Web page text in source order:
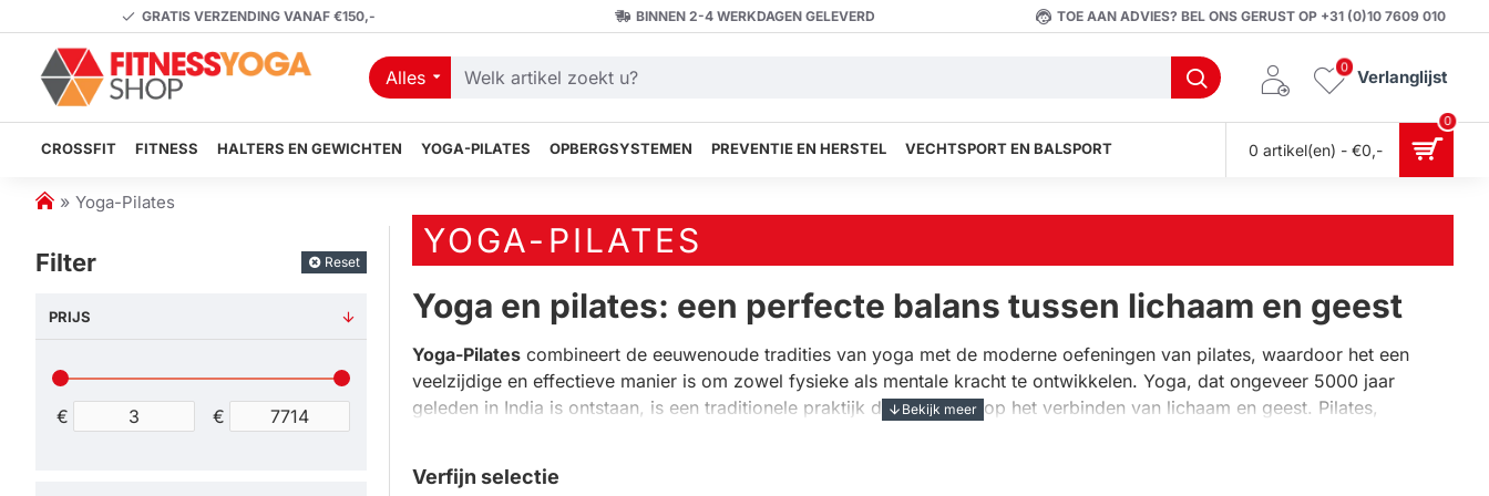
GRATIS VERZENDING VANAF €150,- BINNEN 2-4 WERKDAGEN GELEVERD TOE AAN ADVIES? BEL ONS GERUST OP +31 (0)10 7609 010
Alles
Welk
zoekt
Verlanglijst
0
CROSSFIT FITNESS HALTERS EN GEWICHTEN YOGA-PILATES OPBERGSYSTEMEN PREVENTIE EN HERSTEL VECHTSPORT EN BALSPORT 0 artikel(en) - €0,-
0
h
m
e
Yoga-Pilates
Filter Reset
PRIJS
€ €
YOGA-PILATES
Yoga en pilates: een perfecte balans tussen lichaam en geest
Yoga-Pilates combineert de eeuwenoude tradities van yoga met de moderne oefeningen van pilates, waardoor het een
veelzijdige en effectieve manier is om zowel fysieke als mentale kracht te ontwikkelen. Yoga, dat ongeveer 5000 jaar
geleden in India is ontstaan, is een traditionele praktijk die zich richt op het verbinden van lichaam en geest. Pilates,
ze bieden elk unieke voordelen die samen een krachtige combinatie vormen voor algehele gezondheid en welzijn.
Verfijn selectie